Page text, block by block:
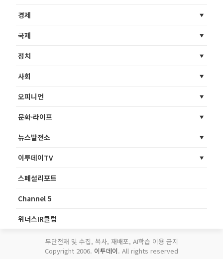
경제
국제
정치
사회
오피니언
문화·라이프
뉴스발전소
이투데이TV
스페셜리포트
Channel 5
위너스IR클럽
무단전재 및 수집, 복사, 재배포, AI학습 이용 금지
Copyright 2006. 이투데이. All rights reserved